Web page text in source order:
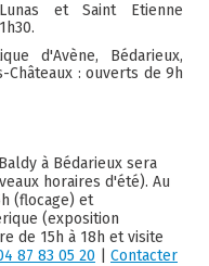
et Saint Etienne
d'Avène, Bédarieux,
: ouverts de 9h
à Bédarieux sera
horaires d'été). Au
(flocage) et
(exposition
de 15h à 18h et visite
87 83 05 20
Contacter